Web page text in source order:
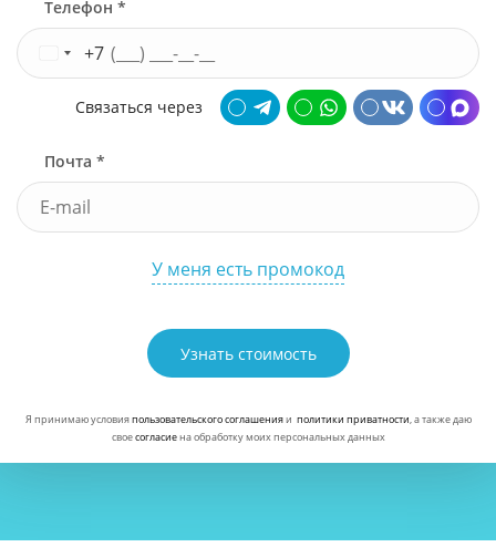
Телефон *
+7
Связаться через
Почта *
У меня есть промокод
Узнать стоимость
Я принимаю условияпользовательского соглашенияи политики приватности, а также даю
своесогласиена обработку моих персональных данных